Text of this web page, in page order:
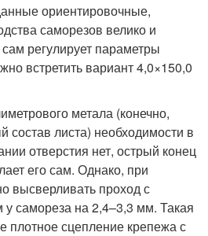
ориентировочные,
саморезов велико и
регулирует параметры
встретить вариант 4,0×150,0
метала (конечно,
состав листа) необходимости в
отверстия нет, острый конец
его сам. Однако, при
высверливать проход с
самореза на 2,4–3,3 мм. Такая
плотное сцепление крепежа с